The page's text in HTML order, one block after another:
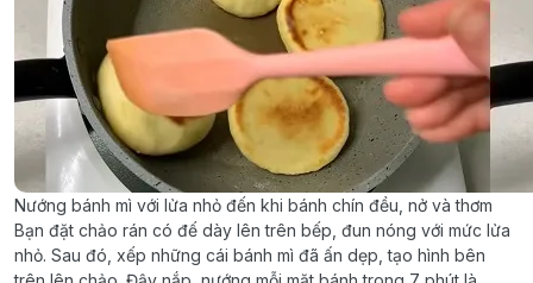
Nướng bánh mì với lửa nhỏ đến khi bánh chín đều, nở và thơm
Bạn đặt chảo rán có đế dày lên trên bếp, đun nóng với mức lửa
nhỏ. Sau đó, xếp những cái bánh mì đã ấn dẹp, tạo hình bên